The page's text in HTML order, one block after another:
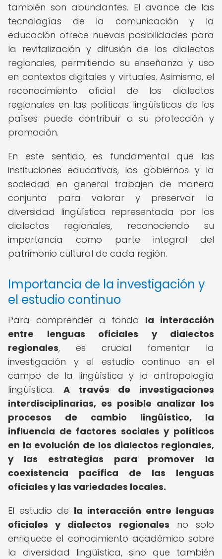
también son abundantes. El avance de las
tecnologías de la comunicación y la
educación ofrece nuevas posibilidades para
la revitalización y difusión de los dialectos
regionales, permitiendo su enseñanza y uso
en contextos digitales y virtuales. Asimismo, el
reconocimiento oficial de los dialectos
regionales en las políticas lingüísticas de los
países puede contribuir a su protección y
promoción.
En este sentido, es fundamental que las
instituciones educativas, los gobiernos y la
sociedad en general trabajen de manera
conjunta para valorar y preservar la
diversidad lingüística representada por los
dialectos regionales, reconociendo su
importancia como parte integral del
patrimonio cultural de cada región.
Importancia de la investigación y
el estudio continuo
Para comprender a fondo la interacción
entre lenguas oficiales y dialectos
regionales, es crucial fomentar la
investigación y el estudio continuo en el
campo de la lingüística y la antropología
lingüística. A través de investigaciones
interdisciplinarias, es posible analizar los
procesos de cambio lingüístico, la
influencia de factores sociales y políticos
en la evolución de los dialectos regionales,
y las estrategias para promover la
coexistencia pacífica de las lenguas
oficiales y las variedades locales.
El estudio de la interacción entre lenguas
oficiales y dialectos regionales no solo
enriquece el conocimiento académico sobre
la diversidad lingüística, sino que también